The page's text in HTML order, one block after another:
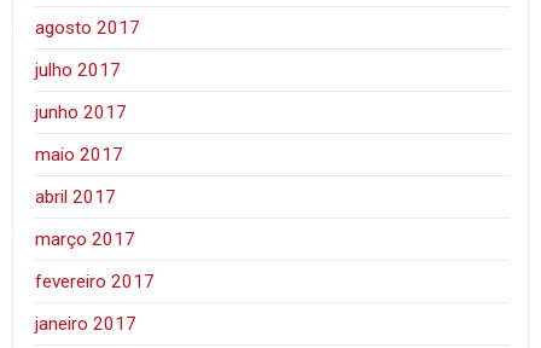
agosto 2017
julho 2017
junho 2017
maio 2017
abril 2017
março 2017
fevereiro 2017
janeiro 2017